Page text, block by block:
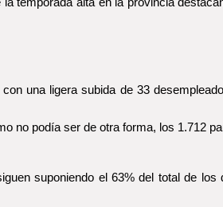
una ligera subida de 33
no podía ser de otra forma, los 1.712
suponiendo el 63% del total de